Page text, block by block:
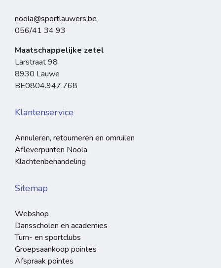
noola@sportlauwers.be
056/41 34 93
Maatschappelijke zetel
Larstraat 98
8930 Lauwe
BE0804.947.768
Klantenservice
Annuleren, retourneren en omruilen
Afleverpunten Noola
Klachtenbehandeling
Sitemap
Webshop
Dansscholen en academies
Turn- en sportclubs
Groepsaankoop pointes
Afspraak pointes